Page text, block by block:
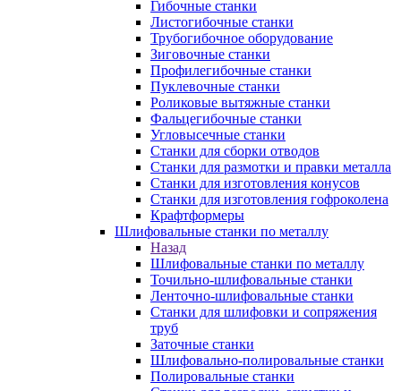
Гибочные станки
Листогибочные станки
Трубогибочное оборудование
Зиговочные станки
Профилегибочные станки
Пуклевочные станки
Роликовые вытяжные станки
Фальцегибочные станки
Угловысечные станки
Станки для сборки отводов
Станки для размотки и правки металла
Станки для изготовления конусов
Станки для изготовления гофроколена
Крафтформеры
Шлифовальные станки по металлу
Назад
Шлифовальные станки по металлу
Точильно-шлифовальные станки
Ленточно-шлифовальные станки
Станки для шлифовки и сопряжения
труб
Заточные станки
Шлифовально-полировальные станки
Полировальные станки